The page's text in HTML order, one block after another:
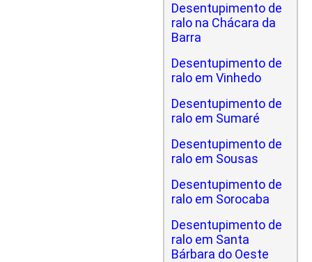
Desentupimento de
ralo na Chácara da
Barra
Desentupimento de
ralo em Vinhedo
Desentupimento de
ralo em Sumaré
Desentupimento de
ralo em Sousas
Desentupimento de
ralo em Sorocaba
Desentupimento de
ralo em Santa
Bárbara do Oeste